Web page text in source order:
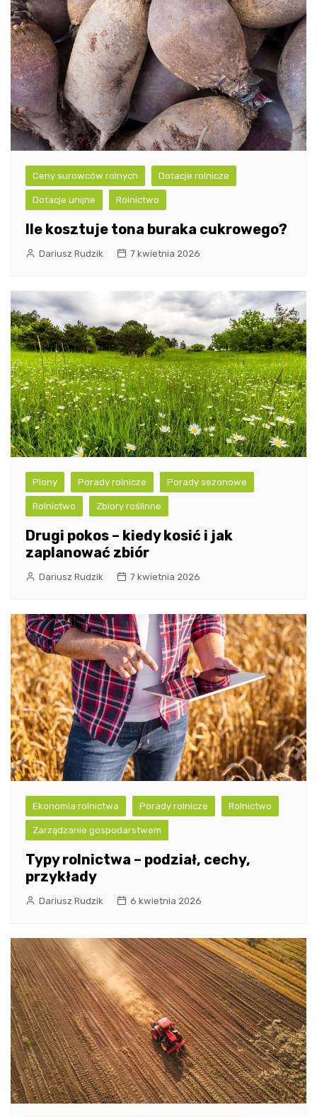
Ceny surowców rolnych Dotacje rolnicze
Dotacje unijne Rolnictwo
Ile kosztuje tona buraka cukrowego?
Dariusz Rudzik 7 kwietnia 2026
Plony Porady rolnicze Porady sezonowe
Rolnictwo Zbiory roślinne
Drugi pokos – kiedy kosić i jak
zaplanować zbiór
Dariusz Rudzik 7 kwietnia 2026
Ekonomia rolnictwa Porady rolnicze Rolnictwo
Zarządzanie gospodarstwem
Typy rolnictwa – podział, cechy,
przykłady
Dariusz Rudzik 6 kwietnia 2026